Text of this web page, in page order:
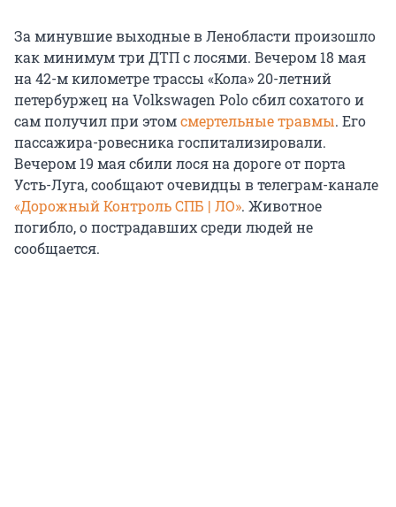
За минувшие выходные в Ленобласти произошло
как минимум три ДТП с лосями. Вечером 18 мая
на 42-м километре трассы «Кола» 20-летний
петербуржец на Volkswagen Polo сбил сохатого и
сам получил при этомсмертельные травмы. Его
пассажира-ровесника госпитализировали.
Вечером 19 мая сбили лося на дороге от порта
Усть-Луга, сообщают очевидцы в телеграм-канале
«Дорожный Контроль СПБ | ЛО». Животное
погибло, о пострадавших среди людей не
сообщается.